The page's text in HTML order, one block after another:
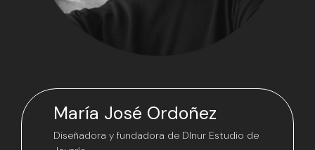
María José Ordoñez
Diseñadora y fundadora de DInur Estudio de